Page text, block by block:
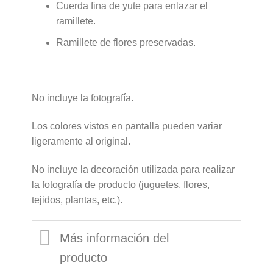
Cuerda fina de yute para enlazar el
ramillete.
Ramillete de flores preservadas.
No incluye la fotografía.
Los colores vistos en pantalla pueden variar
ligeramente al original.
No incluye la decoración utilizada para realizar
la fotografía de producto (juguetes, flores,
tejidos, plantas, etc.).
Más información del
producto